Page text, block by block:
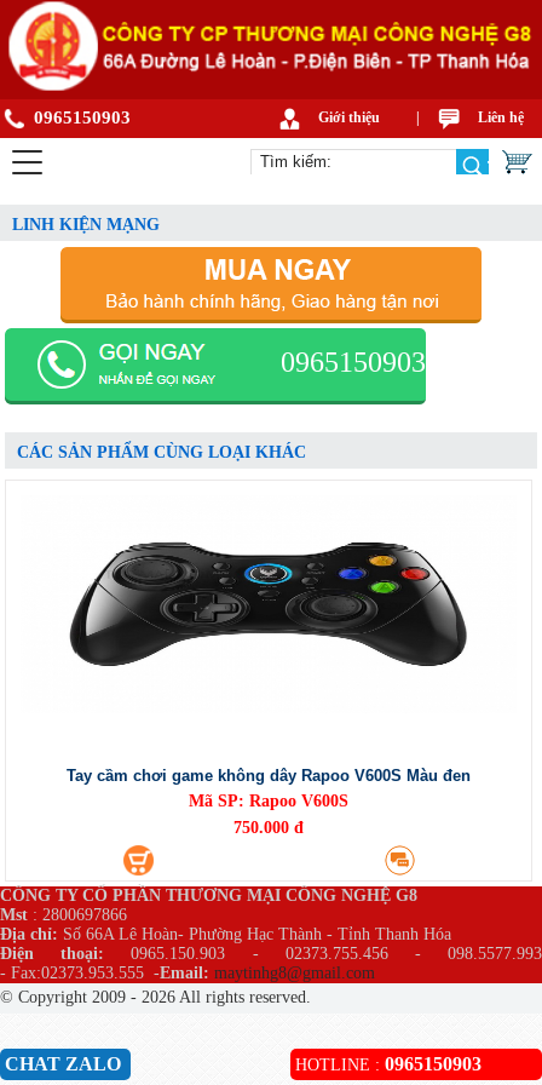
0965150903 Giới thiệu Liên hệ
LINH KIỆN MẠNG
0965150903
CÁC SẢN PHẨM CÙNG LOẠI KHÁC
Tay cầm chơi game không dây Rapoo V600S Màu đen
Mã SP: Rapoo V600S
750.000 đ
CÔNG TY CỔ PHẦN THƯƠNG MẠI CÔNG NGHỆ G8
Mst : 2800697866
Địa chỉ: Số 66A Lê Hoàn- Phường Hạc Thành - Tỉnh Thanh Hóa
Điện thoại: 0965.150.903 - 02373.755.456 - 098.5577.993
- Fax:02373.953.555 -Email: maytinhg8@gmail.com
© Copyright 2009 - 2026 All rights reserved.
CHAT ZALO HOTLINE : 0965150903